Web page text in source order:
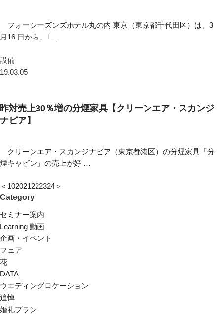
フォーシーズンズホテル丸の内 東京（東京都千代田区）は、3
月16 日から、｢ …
設備
19.03.05
昨対売上30％増の分煙家具【クリーンエア・スカンジ
ナビア】
クリーンエア・スカンジナビア（東京都港区）の分煙家具「分
煙キャビン」の売上が好 …
＜ 102021222324＞
Category
セミナー案内
Learning 動画
企画・イベント
フェア
花
DATA
ウエディングロケーション
追悼
婚礼プラン